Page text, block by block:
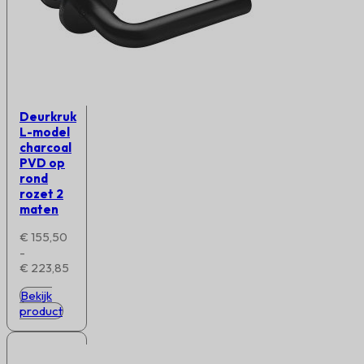
Deurkruk
L-model
charcoal
PVD op
rond
rozet 2
maten
€ 155,50
-
€ 223,85
Bekijk
product